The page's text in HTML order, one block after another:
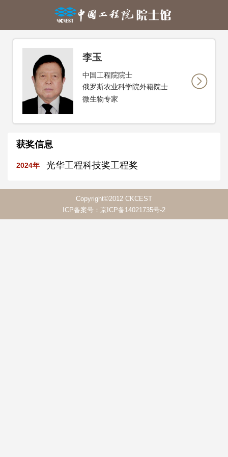
李玉
中国工程院院士
俄罗斯农业科学院外籍院士
微生物专家
获奖信息
2024年 光华工程科技奖工程奖
Copyright©2012 CKCEST
ICP备案号：京ICP备14021735号-2